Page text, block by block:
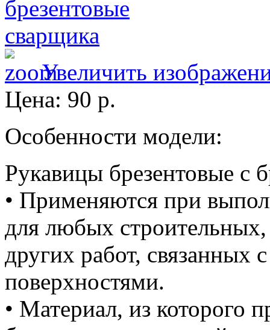
Увеличить
Цена: 90 р.
Особенности модели:
Рукавицы брезентовые с
• Применяются при
для любых
других работ, связанных
поверхностями.
• Материал, из которого